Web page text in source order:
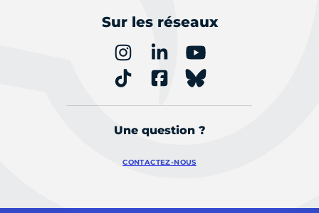
Sur les réseaux
Une question ?
CONTACTEZ-NOUS